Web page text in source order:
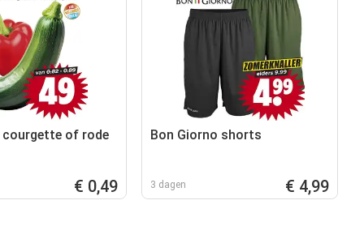
courgette of rode
€ 0,49
Bon Giorno shorts
3 dagen € 4,99